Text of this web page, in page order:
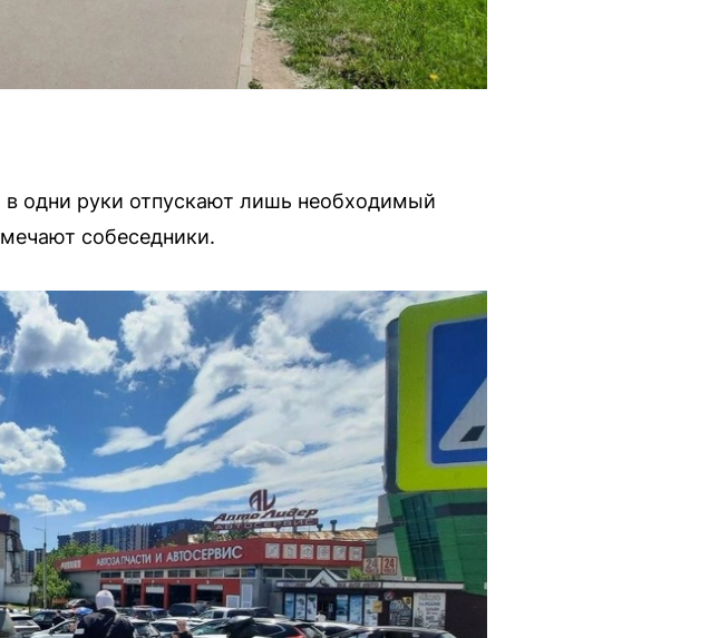
в одни руки отпускают лишь необходимый
собеседники.